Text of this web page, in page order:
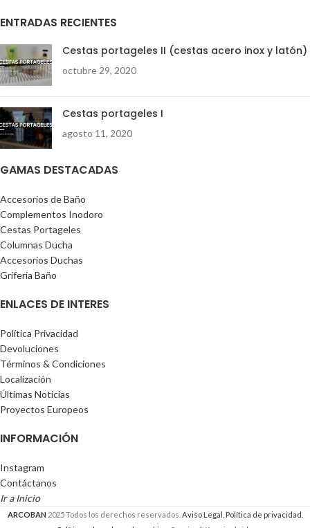
ENTRADAS RECIENTES
Cestas portageles II (cestas acero inox y latón)
octubre 29, 2020
Cestas portageles I
agosto 11, 2020
GAMAS DESTACADAS
Accesorios de Baño
Complementos Inodoro
Cestas Portageles
Columnas Ducha
Accesorios Duchas
Grifería Baño
ENLACES DE INTERES
Política Privacidad
Devoluciones
Términos & Condiciones
Localización
Últimas Noticias
Proyectos Europeos
INFORMACIÓN
Instagram
Contáctanos
Ir a Inicio
ARCOBAN 2025 Todos los derechos reservados. Aviso Legal. Política de privacidad.